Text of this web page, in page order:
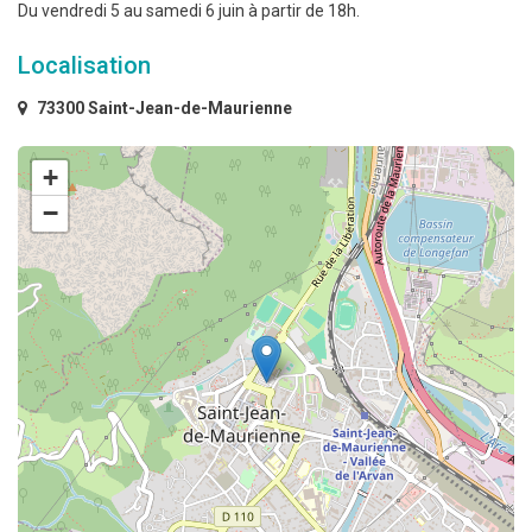
Du vendredi 5 au samedi 6 juin à partir de 18h.
Localisation
73300 Saint-Jean-de-Maurienne
+
−